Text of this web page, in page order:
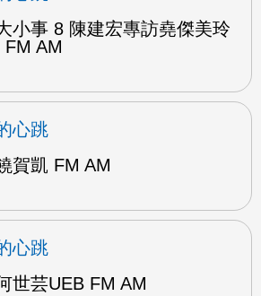
小事 8 陳建宏專訪堯傑美玲
AM
心跳
賀凱 FM AM
心跳
世芸UEB FM AM